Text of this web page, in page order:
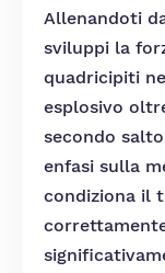
Allenandoti
sviluppi la
quadricipiti
esplosivo
secondo
enfasi sulla
condiziona il